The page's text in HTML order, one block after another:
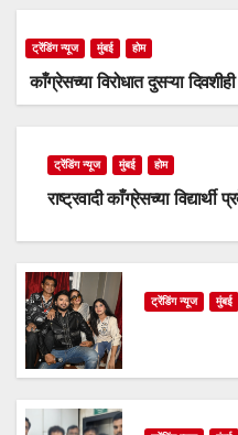
ट्रेंडिंग न्यूज मुंबई होम
काँग्रेसच्या विरोधात दुसऱ्या
ट्रेंडिंग न्यूज मुंबई होम
राष्ट्रवादी काँग्रेसच्या
ट्रेंडिंग न्यूज मुंबई